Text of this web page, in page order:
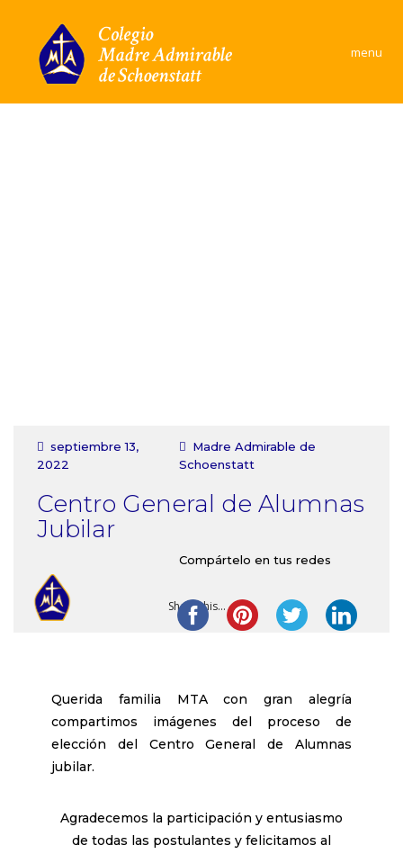
Contacto
menu
septiembre 13,
2022
Madre Admirable de
Schoenstatt
Centro General de Alumnas
Jubilar
Compártelo en tus redes
Share this...
Querida familia MTA con gran alegría
compartimos imágenes del proceso de
elección del Centro General de Alumnas
jubilar.
Agradecemos la participación y entusiasmo
de todas las postulantes y felicitamos al